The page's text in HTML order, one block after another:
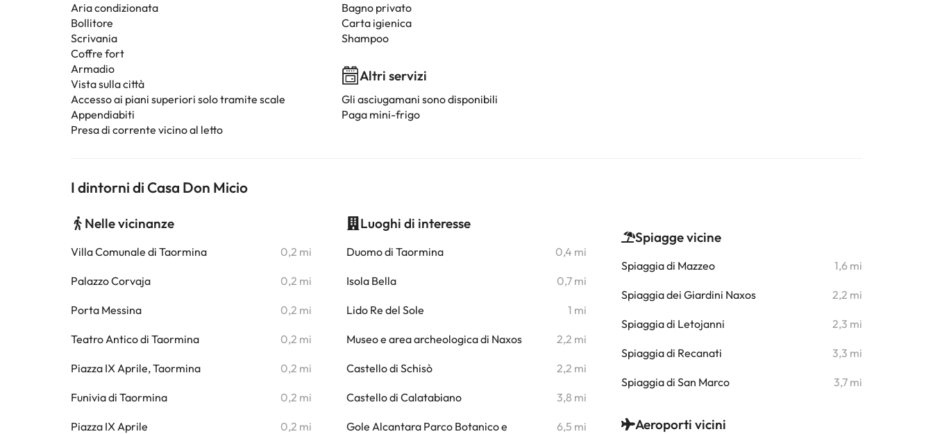
Aria condizionata
Bollitore
Scrivania
Coffre fort
Armadio
Vista sulla città
Accesso ai piani superiori solo tramite scale
Appendiabiti
Presa di corrente vicino al letto
Bagno privato
Carta igienica
Shampoo
Altri servizi
Gli asciugamani sono disponibili
Paga mini-frigo
I dintorni di Casa Don Micio
Nelle vicinanze
Villa Comunale di Taormina 0,2 mi
Palazzo Corvaja 0,2 mi
Porta Messina 0,2 mi
Teatro Antico di Taormina 0,2 mi
Piazza IX Aprile, Taormina 0,2 mi
Funivia di Taormina 0,2 mi
Piazza IX Aprile 0,2 mi
Luoghi di interesse
Duomo di Taormina 0,4 mi
Isola Bella 0,7 mi
Lido Re del Sole 1 mi
Museo e area archeologica di Naxos 2,2 mi
Castello di Schisò 2,2 mi
Castello di Calatabiano 3,8 mi
Gole Alcantara Parco Botanico e
6,5 mi
Spiagge vicine
Spiaggia di Mazzeo 1,6 mi
Spiaggia dei Giardini Naxos 2,2 mi
Spiaggia di Letojanni 2,3 mi
Spiaggia di Recanati 3,3 mi
Spiaggia di San Marco 3,7 mi
Aeroporti vicini